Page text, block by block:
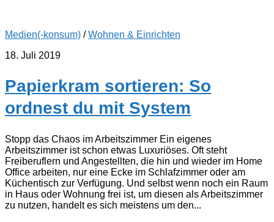
Medien(-konsum) /Wohnen & Einrichten
18. Juli 2019
Papierkram sortieren: So
ordnest du mit System
Stopp das Chaos im Arbeitszimmer Ein eigenes
Arbeitszimmer ist schon etwas Luxuriöses. Oft steht
Freiberuflern und Angestellten, die hin und wieder im Home
Office arbeiten, nur eine Ecke im Schlafzimmer oder am
Küchentisch zur Verfügung. Und selbst wenn noch ein Raum
in Haus oder Wohnung frei ist, um diesen als Arbeitszimmer
zu nutzen, handelt es sich meistens um den...